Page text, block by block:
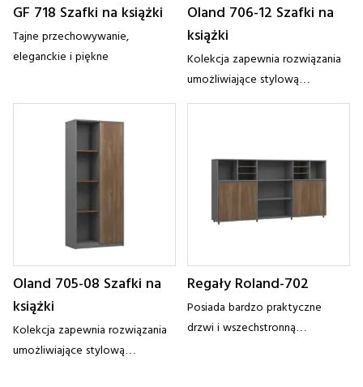
GF 718 Szafki na książki
Tajne przechowywanie,
eleganckie i piękne
Oland 706-12 Szafki na
książki
Kolekcja zapewnia rozwiązania
umożliwiające stylową
organizację biura. Dzięki czystym
Ci to osiągnąć
Oland 705-08 Szafki na
książki
Kolekcja zapewnia rozwiązania
umożliwiające stylową
Regały Roland-702
Posiada bardzo praktyczne
drzwi i wszechstronną